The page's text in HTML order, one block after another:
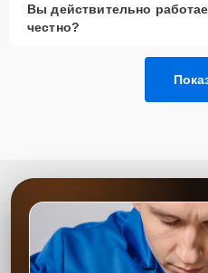
Вы действительно
честно?